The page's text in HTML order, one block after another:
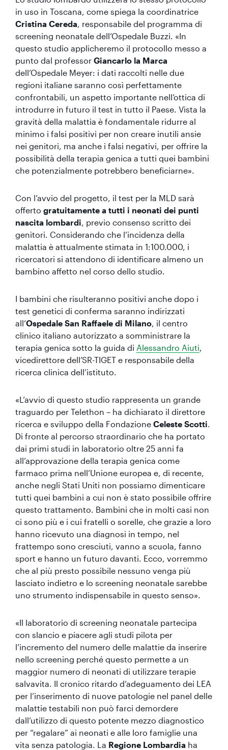
in uso in Toscana, come spiega la coordinatrice
Cristina Cereda , responsabile del programma di
screening neonatale dell’Ospedale Buzzi. «In
questo studio applicheremo il protocollo messo a
punto dal professor Giancarlo la Marca
dell’Ospedale Meyer: i dati raccolti nelle due
regioni italiane saranno così perfettamente
confrontabili, un aspetto importante nell’ottica di
introdurre in futuro il test in tutto il Paese. Vista la
gravità della malattia è fondamentale ridurre al
minimo i falsi positivi per non creare inutili ansie
nei genitori, ma anche i falsi negativi, per offrire la
possibilità della terapia genica a tutti quei bambini
che potenzialmente potrebbero beneficiarne».
Con l’avvio del progetto, il test per la MLD sarà
offerto gratuitamente a tutti i neonati dei punti
nascita lombardi , previo consenso scritto dei
genitori. Considerando che l’incidenza della
malattia è attualmente stimata in 1:100.000, i
ricercatori si attendono di identificare almeno un
bambino affetto nel corso dello studio.
I bambini che risulteranno positivi anche dopo i
test genetici di conferma saranno indirizzati
all’Ospedale San Raffaele di Milano , il centro
clinico italiano autorizzato a somministrare la
terapia genica sotto la guida di Alessandro Aiuti
vicedirettore dell’SR-TIGET e responsabile della
ricerca clinica dell’istituto.
«L’avvio di questo studio rappresenta un grande
traguardo per Telethon – ha dichiarato il direttore
ricerca e sviluppo della Fondazione Celeste Scotti
Di fronte al percorso straordinario che ha portato
dai primi studi in laboratorio oltre 25 anni fa
all’approvazione della terapia genica come
farmaco prima nell’Unione europea e, di recente,
anche negli Stati Uniti non possiamo dimenticare
tutti quei bambini a cui non è stato possibile offrire
questo trattamento. Bambini che in molti casi non
ci sono più e i cui fratelli o sorelle, che grazie a loro
hanno ricevuto una diagnosi in tempo, nel
frattempo sono cresciuti, vanno a scuola, fanno
sport e hanno un futuro davanti. Ecco, vorremmo
che al più presto possibile nessuno venga più
lasciato indietro e lo screening neonatale sarebbe
uno strumento indispensabile in questo senso».
«Il laboratorio di screening neonatale partecipa
con slancio e piacere agli studi pilota per
l’incremento del numero delle malattie da inserire
nello screening perché questo permette a un
maggior numero di neonati di utilizzare terapie
salvavita. Il cronico ritardo d’adeguamento dei LEA
per l’inserimento di nuove patologie nel panel delle
malattie testabili non può farci demordere
dall’utilizzo di questo potente mezzo diagnostico
per “regalare” ai neonati e alle loro famiglie una
vita senza patologia. La Regione Lombardia ha